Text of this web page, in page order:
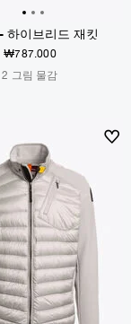
- 하이브리드 재킷
₩787.000
2 그림 물감